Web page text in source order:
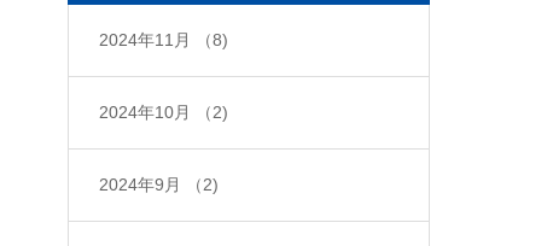
2024年11月 （8)
2024年10月 （2)
2024年9月 （2)